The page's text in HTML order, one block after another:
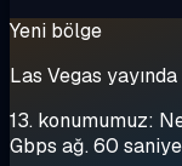
Yeni bölge
Las Vegas yayında
13. konumumuz:
Gbps ağ. 60